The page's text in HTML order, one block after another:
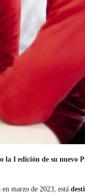
la I edición de su
marzo de 2023, está